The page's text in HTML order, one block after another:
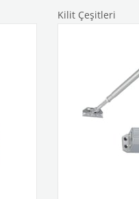
Kilit Çeşitleri